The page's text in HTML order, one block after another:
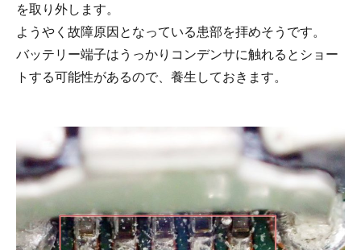
を取り外します。
ようやく故障原因となっている患部を拝めそうです。
バッテリー端子はうっかりコンデンサに触れるとショー
トする可能性があるので、養生しておきます。